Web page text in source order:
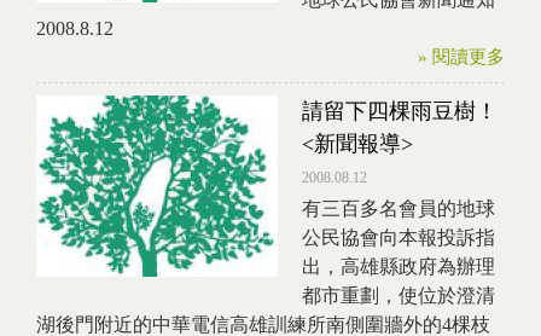
2008.8.12
» 閱讀更多
請留下四棵雨豆樹！
<新聞報導>
2008.08.12
有三百多名會員的地球
公民協會向本報投訴指
出，高雄縣政府為辦理
都市重劃，使位於澄清
湖後門附近的中華電信高雄訓練所南側圍牆外的4棵枝